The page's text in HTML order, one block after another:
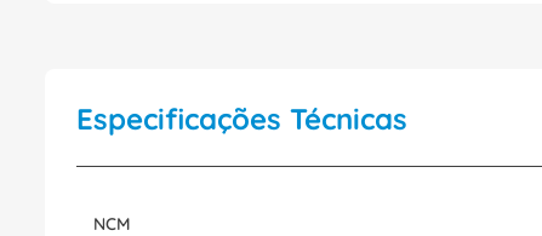
Especificações Técnicas
NCM